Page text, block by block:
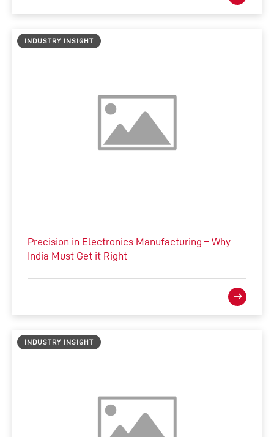
INDUSTRY INSIGHT
Precision in Electronics Manufacturing – Why
India Must Get it Right
INDUSTRY INSIGHT